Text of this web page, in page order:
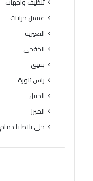
غسيل خزانات
النعيرية
الخفجي
بقيق
راس تنورة
الجبيل
المبرز
جلي بلاط بالدمام